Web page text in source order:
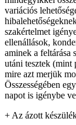
variációs
szakértelmet
ellenállások,
aminek a feltárása
utáni tesztek (mint
mire azt merjük
Összességében
napot is igénybe
+ Az ázott